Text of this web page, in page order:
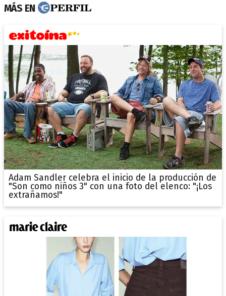
MÁS EN
Adam Sandler celebra el inicio de la producción de
"Son como niños 3" con una foto del elenco: "¡Los
extrañamos!"